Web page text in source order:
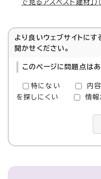
で見るアスベスト建材」）
より良いウェブサイトに
聞かせください。
このページに問題点はあ
特にない 内
を探しにくい
情報